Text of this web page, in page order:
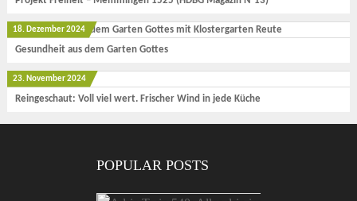
18. Dezember 2024
Gesundheit aus dem Garten Gottes
23. November 2024
Reingeschaut: Voll viel wert. Frischer Wind in jede Küche
POPULAR POSTS